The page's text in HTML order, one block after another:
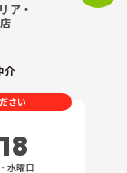
ア・
介
さい
水曜日